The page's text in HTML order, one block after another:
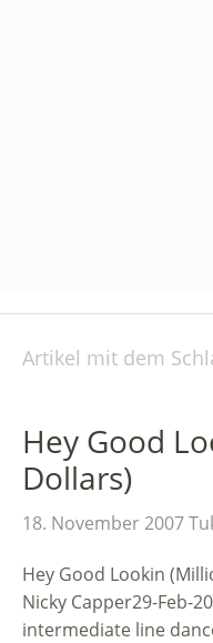
Artikel mit dem
Hey Good
Dollars)
18. November 2007
Hey Good Lookin
Nicky Capper29-Feb-
intermediate line